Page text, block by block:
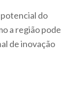
do
a região pode
de inovação